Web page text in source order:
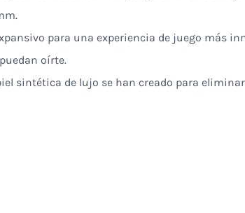
para una experiencia de juego más
oírte.
sintética de lujo se han creado para